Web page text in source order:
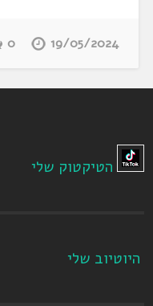
19/05/2024
0
הטיקטוק שלי
היוטיוב שלי